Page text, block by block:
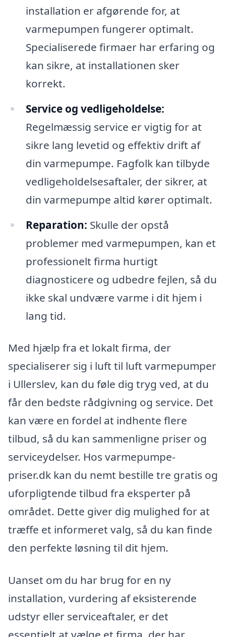
installation er afgørende for, at
varmepumpen fungerer optimalt.
Specialiserede firmaer har erfaring og
kan sikre, at installationen sker
korrekt.
Service og vedligeholdelse:
Regelmæssig service er vigtig for at
sikre lang levetid og effektiv drift af
din varmepumpe. Fagfolk kan tilbyde
vedligeholdelsesaftaler, der sikrer, at
din varmepumpe altid kører optimalt.
Reparation: Skulle der opstå
problemer med varmepumpen, kan et
professionelt firma hurtigt
diagnosticere og udbedre fejlen, så du
ikke skal undvære varme i dit hjem i
lang tid.
Med hjælp fra et lokalt firma, der
specialiserer sig i luft til luft varmepumper
i Ullerslev, kan du føle dig tryg ved, at du
får den bedste rådgivning og service. Det
kan være en fordel at indhente flere
tilbud, så du kan sammenligne priser og
serviceydelser. Hos varmepumpe-
priser.dk kan du nemt bestille tre gratis og
uforpligtende tilbud fra eksperter på
området. Dette giver dig mulighed for at
træffe et informeret valg, så du kan finde
den perfekte løsning til dit hjem.
Uanset om du har brug for en ny
installation, vurdering af eksisterende
udstyr eller serviceaftaler, er det